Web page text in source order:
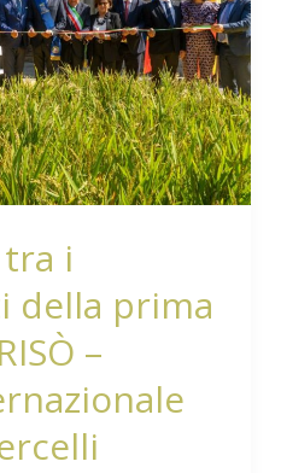
i
della prima
–